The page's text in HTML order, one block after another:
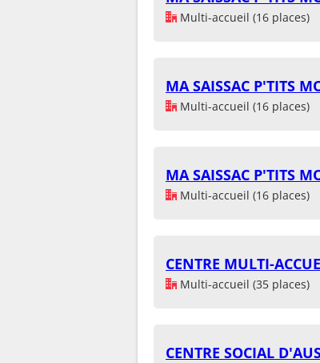
Multi-accueil (16 places)
MA SAISSAC P'TITS
Multi-accueil (16 places)
MA SAISSAC P'TITS
Multi-accueil (16 places)
CENTRE MULTI-
Multi-accueil (35 places)
CENTRE SOCIAL